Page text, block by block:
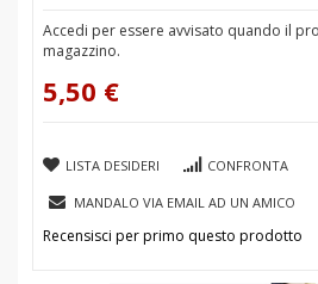
Accedi per essere avvisato quando il
magazzino.
5,50 €
LISTA DESIDERI CONFRONTA
MANDALO VIA EMAIL AD UN AMICO
Recensisci per primo questo prodotto